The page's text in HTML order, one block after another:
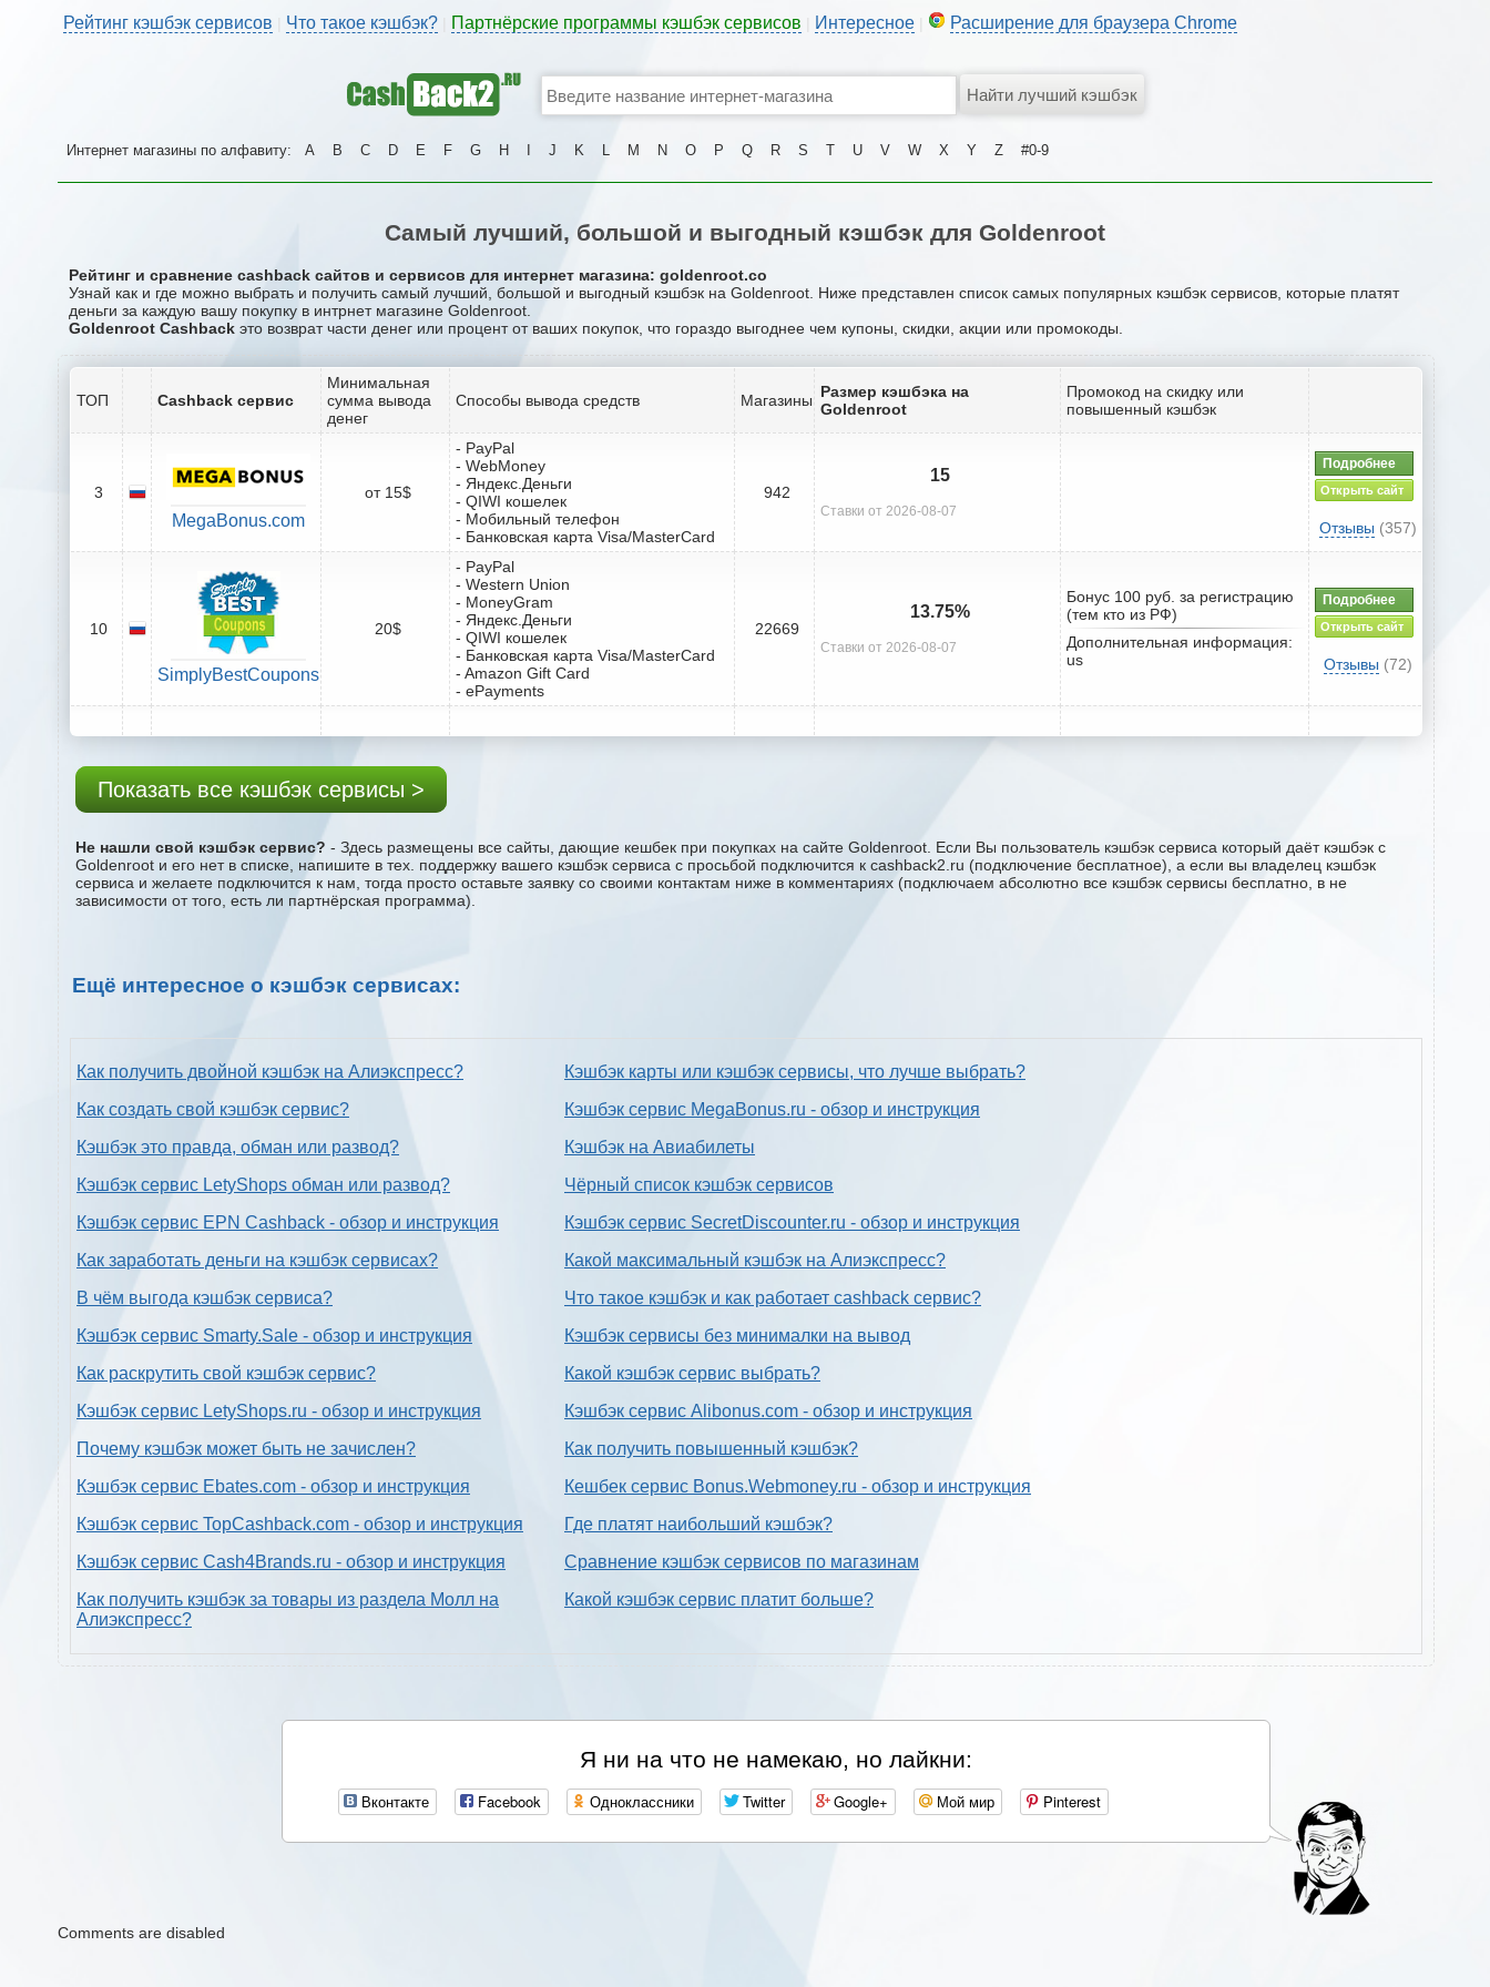
Рейтинг кэшбэк сервисов Что такое кэшбэк? Партнёрские программы кэшбэк сервисов Интересное Расширение для браузера Chrome
Интернет магазины по алфавиту: A B C D E F G H J K L M N O P Q R S T U V W X Y Z #0-9
Самый лучший, большой и выгодный кэшбэк для Goldenroot
Рейтинг и сравнение cashback сайтов и сервисов для интернет магазина: goldenroot.co
Узнай как и где можно выбрать и получить самый лучший, большой и выгодный кэшбэк на Goldenroot. Ниже представлен список самых популярных кэшбэк сервисов, которые платят
деньги за каждую вашу покупку в интрнет магазине Goldenroot.
Goldenroot Cashback это возврат части денег или процент от ваших покупок, что гораздо выгоднее чем купоны, скидки, акции или промокоды.
ТОП Cashback сервис
Минимальная
сумма вывода
денег
Способы вывода средств Магазины Размер кэшбэка на
Goldenroot
Промокод на скидку или
повышенный кэшбэк
3
MegaBonus.com
от 15$
- PayPal
- WebMoney
- Яндекс.Деньги
- QIWI кошелек
- Мобильный телефон
- Банковская карта Visa/MasterCard
942
15
Ставки от 2026-08-07
Подробнее
Открыть сайт
Отзывы (357)
10
SimplyBestCoupons
20$
- PayPal
- Western Union
- MoneyGram
- Яндекс.Деньги
- QIWI кошелек
- Банковская карта Visa/MasterCard
- Amazon Gift Card
- ePayments
22669
13.75%
Ставки от 2026-08-07
Бонус 100 руб. за регистрацию
(тем кто из РФ)
Дополнительная информация:
us
Подробнее
Открыть сайт
Отзывы (72)
Показать все кэшбэк сервисы >
Не нашли свой кэшбэк сервис? - Здесь размещены все сайты, дающие кешбек при покупках на сайте Goldenroot. Если Вы пользователь кэшбэк сервиса который даёт кэшбэк с
Goldenroot и его нет в списке, напишите в тех. поддержку вашего кэшбэк сервиса с проcьбой подключится к cashback2.ru (подключение бесплатное), а если вы владелец кэшбэк
сервиса и желаете подключится к нам, тогда просто оставьте заявку со своими контактам ниже в комментариях (подключаем абсолютно все кэшбэк сервисы бесплатно, в не
зависимости от того, есть ли партнёрская программа).
Ещё интересное о кэшбэк сервисах:
Как получить двойной кэшбэк на Алиэкспресс?
Как создать свой кэшбэк сервис?
Кэшбэк это правда, обман или развод?
Кэшбэк сервис LetyShops обман или развод?
Кэшбэк сервис EPN Cashback - обзор и инструкция
Как заработать деньги на кэшбэк сервисах?
В чём выгода кэшбэк сервиса?
Кэшбэк сервис Smarty.Sale - обзор и инструкция
Как раскрутить свой кэшбэк сервис?
Кэшбэк сервис LetyShops.ru - обзор и инструкция
Почему кэшбэк может быть не зачислен?
Кэшбэк сервис Ebates.com - обзор и инструкция
Кэшбэк сервис TopCashback.com - обзор и инструкция
Кэшбэк сервис Cash4Brands.ru - обзор и инструкция
Как получить кэшбэк за товары из раздела Молл на
Алиэкспресс?
Кэшбэк карты или кэшбэк сервисы, что лучше выбрать?
Кэшбэк сервис MegaBonus.ru - обзор и инструкция
Кэшбэк на Авиабилеты
Чёрный список кэшбэк сервисов
Кэшбэк сервис SecretDiscounter.ru - обзор и инструкция
Какой максимальный кэшбэк на Алиэкспресс?
Что такое кэшбэк и как работает cashback сервис?
Кэшбэк сервисы без минималки на вывод
Какой кэшбэк сервис выбрать?
Кэшбэк сервис Alibonus.com - обзор и инструкция
Как получить повышенный кэшбэк?
Кешбек сервис Bonus.Webmoney.ru - обзор и инструкция
Где платят наибольший кэшбэк?
Сравнение кэшбэк сервисов по магазинам
Какой кэшбэк сервис платит больше?
Я ни на что не намекаю, но лайкни:
Вконтакте Facebook Одноклассники Twitter Google+ Мой мир Pinterest
Comments are disabled